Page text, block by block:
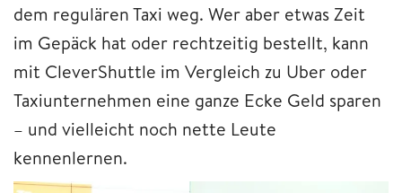
dem regulären Taxi weg. Wer aber etwas Zeit
im Gepäck hat oder rechtzeitig bestellt, kann
mit CleverShuttle im Vergleich zu Uber oder
Taxiunternehmen eine ganze Ecke Geld sparen
– und vielleicht noch nette Leute
kennenlernen.